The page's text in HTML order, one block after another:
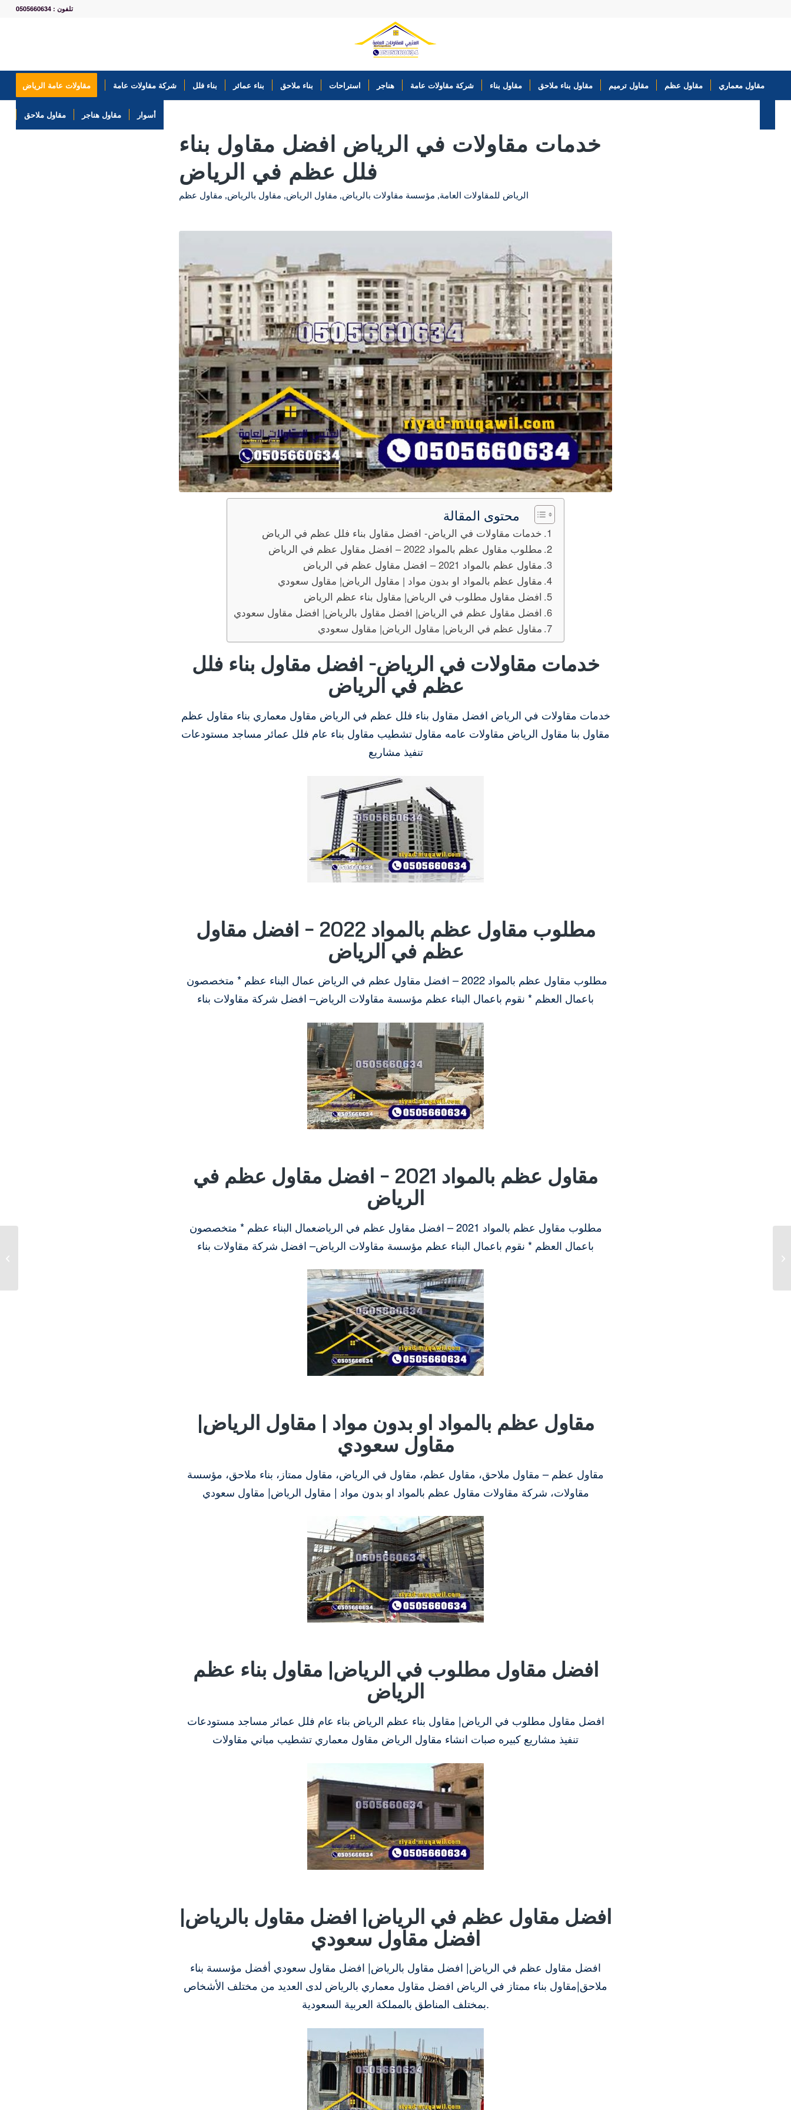
تلفون : 0505660634
مقاولات عامة الرياض شركة مقاولات عامة بناء فلل بناء عمائر بناء ملاحق استراحات هناجر شركة مقاولات عامة مقاول بناء مقاول بناء ملاحق مقاول ترميم مقاول عظم مقاول معماري
مقاول ملاحق مقاول هناجر أسوار
خدمات مقاولات في الرياض افضل مقاول بناء
فلل عظم في الرياض
الرياض للمقاولات العامة, مؤسسة مقاولات بالرياض, مقاول الرياض, مقاول بالرياض, مقاول عظم
محتوى المقالة
خدمات مقاولات في الرياض- افضل مقاول بناء فلل عظم في الرياض
مطلوب مقاول عظم بالمواد 2022 – افضل مقاول عظم في الرياض
مقاول عظم بالمواد 2021 – افضل مقاول عظم في الرياض
مقاول عظم بالمواد او بدون مواد | مقاول الرياض| مقاول سعودي
افضل مقاول مطلوب في الرياض| مقاول بناء عظم الرياض
افضل مقاول عظم في الرياض| افضل مقاول بالرياض| افضل مقاول سعودي
مقاول عظم في الرياض| مقاول الرياض| مقاول سعودي
خدمات مقاولات في الرياض- افضل مقاول بناء فلل
عظم في الرياض
خدمات مقاولات في الرياض افضل مقاول بناء فلل عظم في الرياض مقاول معماري بناء مقاول عظم
مقاول بنا مقاول الرياض مقاولات عامه مقاول تشطيب مقاول بناء عام فلل عمائر مساجد مستودعات
تنفيذ مشاريع
مطلوب مقاول عظم بالمواد 2022 – افضل مقاول
عظم في الرياض
باعمال العظم * نقوم باعمال البناء عظم مؤسسة مقاولات الرياض– افضل شركة مقاولات بناء
مقاول عظم بالمواد 2021 – افضل مقاول عظم في
الرياض
مطلوب مقاول عظم بالمواد 2021 – افضل مقاول عظم في الرياضعمال البناء عظم * متخصصون
باعمال العظم * نقوم باعمال البناء عظم مؤسسة مقاولات الرياض– افضل شركة مقاولات بناء
مقاول عظم بالمواد او بدون مواد | مقاول الرياض|
مقاول سعودي
مقاول عظم – مقاول ملاحق، مقاول عظم، مقاول في الرياض، مقاول ممتاز، بناء ملاحق، مؤسسة
مقاولات، شركة مقاولات مقاول عظم بالمواد او بدون مواد | مقاول الرياض| مقاول سعودي
افضل مقاول مطلوب في الرياض| مقاول بناء عظم
الرياض
افضل مقاول مطلوب في الرياض| مقاول بناء عظم الرياض بناء عام فلل عمائر مساجد مستودعات
تنفيذ مشاريع كبيره صبات انشاء مقاول الرياض مقاول معماري تشطيب مباني مقاولات
افضل مقاول عظم في الرياض| افضل مقاول بالرياض|
افضل مقاول سعودي
افضل مقاول عظم في الرياض| افضل مقاول بالرياض| افضل مقاول سعودي أفضل مؤسسة بناء
ملاحق|مقاول بناء ممتاز في الرياض افضل مقاول معماري بالرياض لدى العديد من مختلف الأشخاص
بمختلف المناطق بالمملكة العربية السعودية.